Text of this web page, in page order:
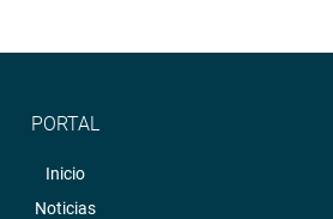
PORTAL
Inicio
Noticias